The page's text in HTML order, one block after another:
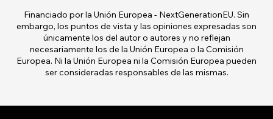
Financiado por la Unión Europea - NextGenerationEU. Sin
embargo, los puntos de vista y las opiniones expresadas son
únicamente los del autor o autores y no reflejan
necesariamente los de la Unión Europea o la Comisión
Europea. Ni la Unión Europea ni la Comisión Europea pueden
ser consideradas responsables de las mismas.